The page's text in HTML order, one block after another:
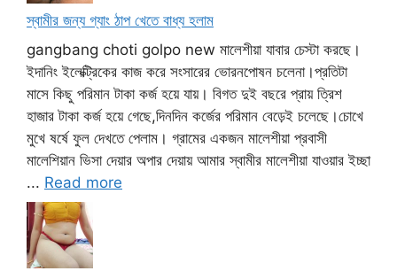
স্বামীর জন্য গ্যাং ঠাপ খেতে বাধ্য হলাম
gangbang choti golpo new মালেশীয়া যাবার চেস্টা করছে।
ইদানিং ইলেক্ট্রিকের কাজ করে সংসারের ভোরনপোষন চলেনা।প্রতিটা
মাসে কিছু পরিমান টাকা কর্জ হয়ে যায়। বিগত দুই বছরে প্রায় ত্রিশ
হাজার টাকা কর্জ হয়ে গেছে,দিনদিন কর্জের পরিমান বেড়েই চলেছে।চোখে
মুখে ষর্ষে ফুল দেখতে পেলাম। গ্রামের একজন মালেশীয়া প্রবাসী
মালেশিয়ান ভিসা দেয়ার অপার দেয়ায় আমার স্বামীর মালেশীয়া যাওয়ার ইচ্ছা
... Read more